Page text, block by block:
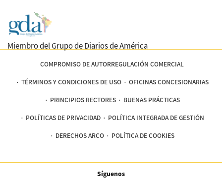
Miembro del Grupo de Diarios de América
COMPROMISO DE AUTORREGULACIÓN COMERCIAL
TÉRMINOS Y CONDICIONES DE USO OFICINAS CONCESIONARIAS
PRINCIPIOS RECTORES BUENAS PRÁCTICAS
POLÍTICAS DE PRIVACIDAD POLÍTICA INTEGRADA DE GESTIÓN
DERECHOS ARCO POLÍTICA DE COOKIES
Síguenos